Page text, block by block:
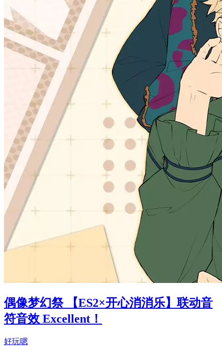
偶像梦幻祭 【ES2×开心消消乐】联动音
符音效 Excellent！
好玩嗯